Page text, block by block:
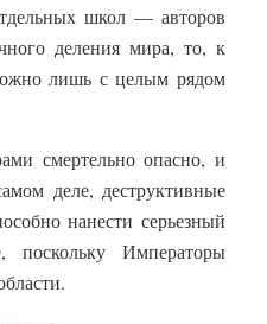
школ — авторов
деления мира, то, к
лишь с целым рядом
смертельно опасно, и
деле, деструктивные
нанести серьезный
Императоры